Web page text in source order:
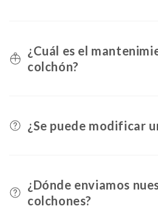
¿Cuál es el
colchón?
¿Se puede modificar
¿Dónde enviamos
colchones?